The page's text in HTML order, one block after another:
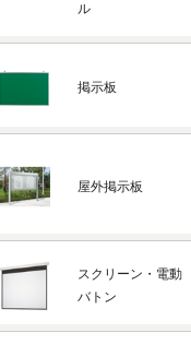
ル
掲示板
屋外掲示板
スクリーン・電動
バトン